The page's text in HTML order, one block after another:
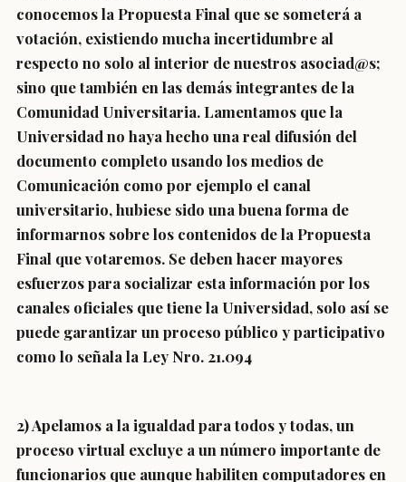
conocemos la Propuesta Final que se someterá a
votación, existiendo mucha incertidumbre al
respecto no solo al interior de nuestros asociad@s;
sino que también en las demás integrantes de la
Comunidad Universitaria. Lamentamos que la
Universidad no haya hecho una real difusión del
documento completo usando los medios de
Comunicación como por ejemplo el canal
universitario, hubiese sido una buena forma de
informarnos sobre los contenidos de la Propuesta
Final que votaremos. Se deben hacer mayores
esfuerzos para socializar esta información por los
canales oficiales que tiene la Universidad, solo así se
puede garantizar un proceso público y participativo
como lo señala la Ley Nro. 21.094
2) Apelamos a la igualdad para todos y todas, un
proceso virtual excluye a un número importante de
funcionarios que aunque habiliten computadores en